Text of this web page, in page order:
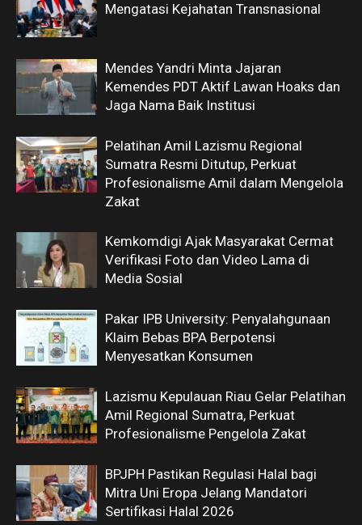
Mengatasi Kejahatan Transnasional
Mendes Yandri Minta Jajaran
Kemendes PDT Aktif Lawan Hoaks dan
Jaga Nama Baik Institusi
Pelatihan Amil Lazismu Regional
Sumatra Resmi Ditutup, Perkuat
Profesionalisme Amil dalam Mengelola
Zakat
Kemkomdigi Ajak Masyarakat Cermat
Verifikasi Foto dan Video Lama di
Media Sosial
Pakar IPB University: Penyalahgunaan
Klaim Bebas BPA Berpotensi
Menyesatkan Konsumen
Lazismu Kepulauan Riau Gelar Pelatihan
Amil Regional Sumatra, Perkuat
Profesionalisme Pengelola Zakat
BPJPH Pastikan Regulasi Halal bagi
Mitra Uni Eropa Jelang Mandatori
Sertifikasi Halal 2026